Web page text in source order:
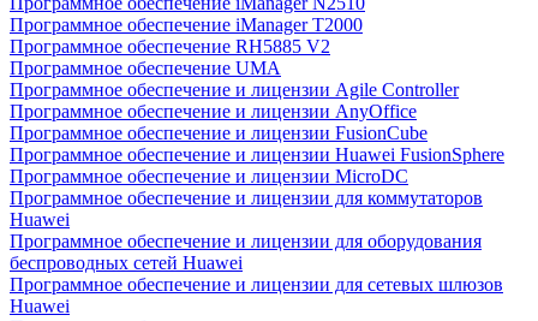
Программное обеспечение iManager T2000
Программное обеспечение RH5885 V2
Программное обеспечение UMA
Программное обеспечение и лицензии Agile Controller
Программное обеспечение и лицензии AnyOffice
Программное обеспечение и лицензии FusionCube
Программное обеспечение и лицензии Huawei FusionSphere
Программное обеспечение и лицензии MicroDC
Программное обеспечение и лицензии для коммутаторов
Huawei
Программное обеспечение и лицензии для оборудования
беспроводных сетей Huawei
Программное обеспечение и лицензии для сетевых шлюзов
Huawei